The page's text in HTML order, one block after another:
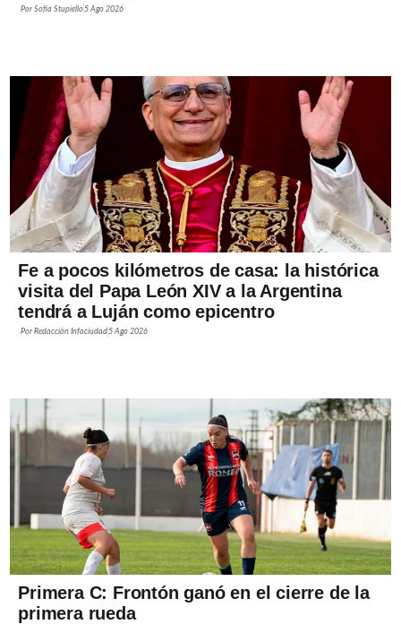
PorSofía Stupiello5 Ago 2026
Fe a pocos kilómetros de casa: la histórica
visita del Papa León XIV a la Argentina
tendrá a Luján como epicentro
PorRedacción Infociudad5 Ago 2026
Primera C: Frontón ganó en el cierre de la
primera rueda